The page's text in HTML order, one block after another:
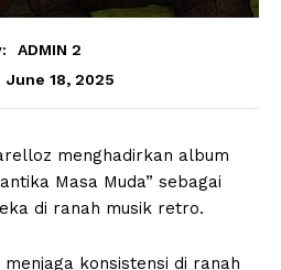
ADMIN 2
June 18, 2025
menghadirkan album
Masa Muda” sebagai
di ranah musik retro.
konsistensi di ranah